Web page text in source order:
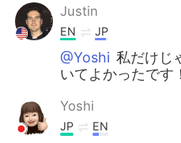
Justin
EN JP
@Yoshi 私だけじ
いてよかったです
Yoshi
JP EN